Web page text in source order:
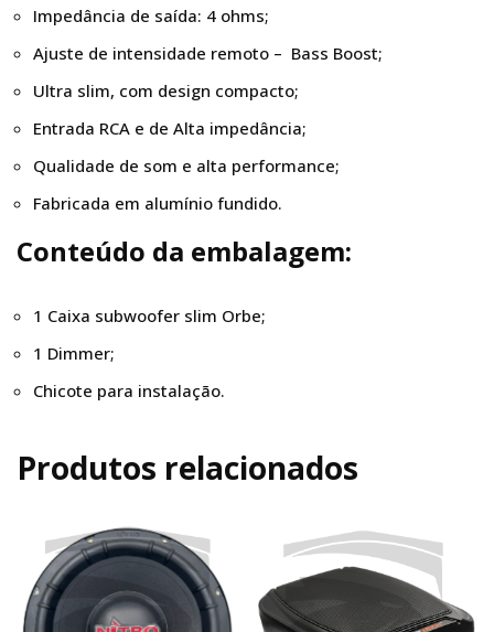
Impedância de saída: 4 ohms;
Ajuste de intensidade remoto – Bass Boost;
Ultra slim, com design compacto;
Entrada RCA e de Alta impedância;
Qualidade de som e alta performance;
Fabricada em alumínio fundido.
Conteúdo da embalagem:
1 Caixa subwoofer slim Orbe;
1 Dimmer;
Chicote para instalação.
Produtos relacionados